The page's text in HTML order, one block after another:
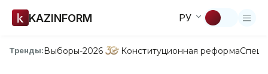
KAZINFORM РУ
Тренды:Выборы-2026 Конституционная реформа